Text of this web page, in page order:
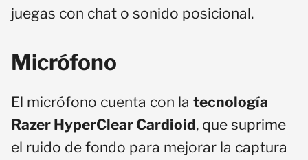
juegas con chat o sonido posicional.
Micrófono
El micrófono cuenta con la tecnología
Razer HyperClear Cardioid, que suprime
el ruido de fondo para mejorar la captura